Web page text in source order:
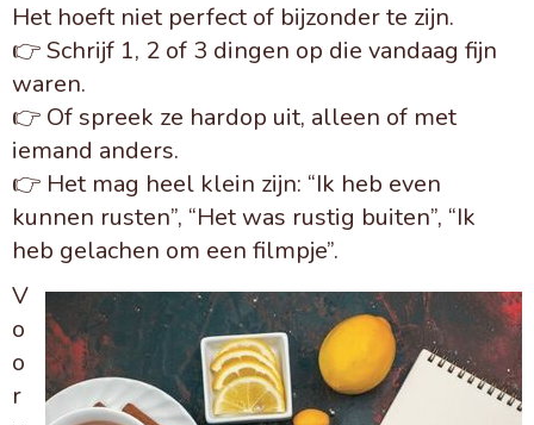
Het hoeft niet perfect of bijzonder te zijn.
👉 Schrijf 1, 2 of 3 dingen op die vandaag fijn
waren.
👉 Of spreek ze hardop uit, alleen of met
iemand anders.
👉 Het mag heel klein zijn: “Ik heb even
kunnen rusten”, “Het was rustig buiten”, “Ik
heb gelachen om een filmpje”.
V
o
o
r